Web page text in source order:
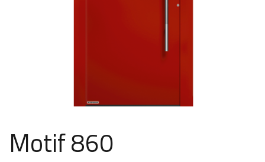
Motif 860